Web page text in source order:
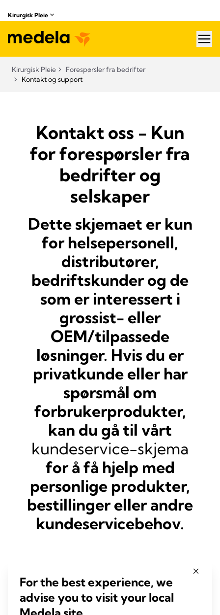
Kirurgisk Pleie
Kirurgisk Pleie
Forespørsler fra bedrifter
Kontakt og support
Kontakt oss - Kun
for forespørsler fra
bedrifter og
selskaper
Dette skjemaet er kun
for helsepersonell,
distributører,
bedriftskunder og de
som er interessert i
grossist- eller
OEM/tilpassede
løsninger. Hvis du er
privatkunde eller har
spørsmål om
forbrukerprodukter,
kan du gå til vårt
kundeservice-skjema
for å få hjelp med
personlige produkter,
bestillinger eller andre
kundeservicebehov.
Etternavn*
For the best experience, we
advise you to visit your local